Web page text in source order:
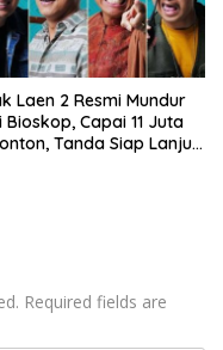
Laen 2 Resmi Mundur
Bioskop, Capai 11 Juta
Tanda Siap Lanjut
Required fields are